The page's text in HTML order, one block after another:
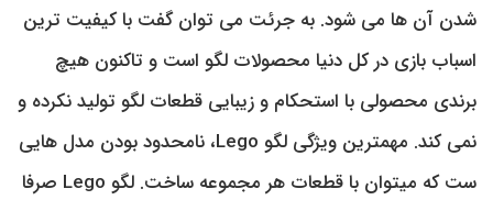
شدن آن ها می شود. به جرئت می توان گفت با کیفیت ترین
اسباب بازی در کل دنیا محصولات لگو است و تاکنون هیچ
برندی محصولی با استحکام و زیبایی قطعات لگو تولید نکرده و
نمی کند. مهمترین ویژگی لگو Lego، نامحدود بودن مدل هایی
ست که میتوان با قطعات هر مجموعه ساخت. لگو Lego صرفا